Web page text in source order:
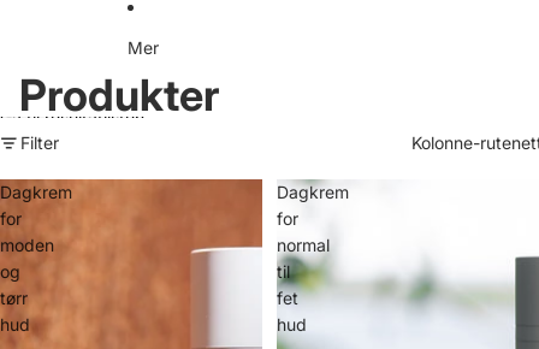
Mer
Produkter
Gå til resultatlisten
Filter
Kolonne-
Dagkrem
for
moden
og
tørr
hud
Dagkrem
for
normal
til
fet
hud